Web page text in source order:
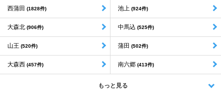
西蒲田 (1828件) 池上 (924件)
大森北 (906件) 中馬込 (525件)
山王 (520件) 蒲田 (502件)
大森西 (457件) 南六郷 (413件)
もっと見る